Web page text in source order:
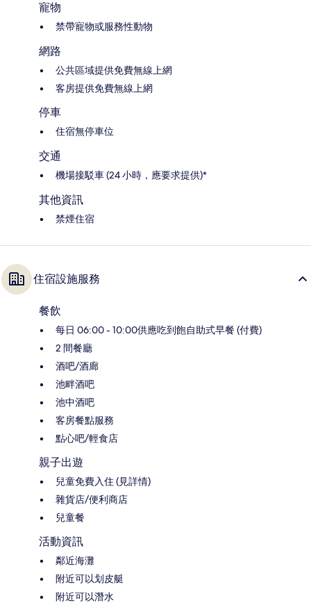
寵物
禁帶寵物或服務性動物
網路
公共區域提供免費無線上網
客房提供免費無線上網
停車
住宿無停車位
交通
機場接駁車 (24 小時，應要求提供)*
其他資訊
禁煙住宿
住宿設施服務
餐飲
每日 06:00 - 10:00供應吃到飽自助式早餐 (付費)
2 間餐廳
酒吧/酒廊
池畔酒吧
池中酒吧
客房餐點服務
點心吧/輕食店
親子出遊
兒童免費入住 (見詳情)
雜貨店/便利商店
兒童餐
活動資訊
鄰近海灘
附近可以划皮艇
附近可以潛水